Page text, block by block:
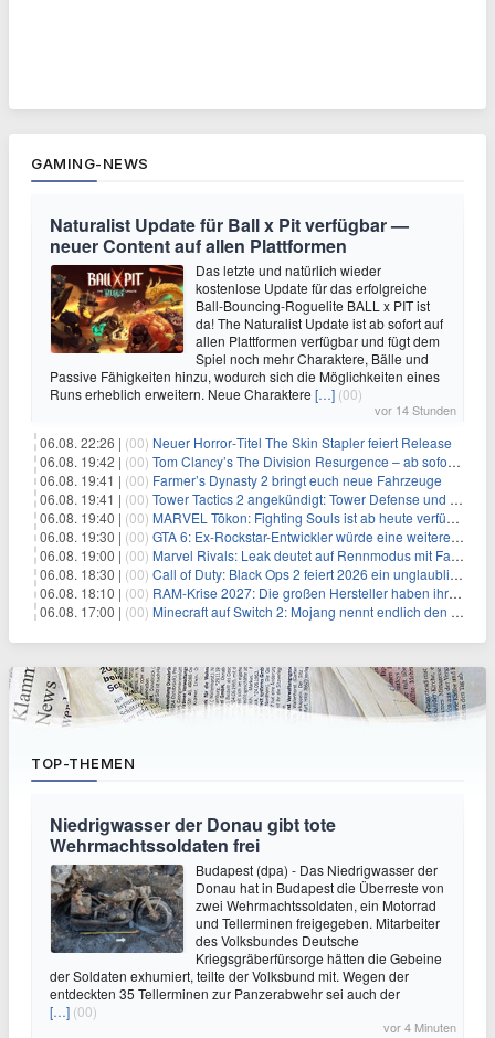
GAMING-NEWS
Naturalist Update für Ball x Pit verfügbar —
neuer Content auf allen Plattformen
Das letzte und natürlich wieder
kostenlose Update für das erfolgreiche
Ball-Bouncing-Roguelite BALL x PIT ist
da! The Naturalist Update ist ab sofort auf
allen Plattformen verfügbar und fügt dem
Spiel noch mehr Charaktere, Bälle und
Passive Fähigkeiten hinzu, wodurch sich die Möglichkeiten eines
Runs erheblich erweitern. Neue Charaktere […] (00)
vor 14 Stunden
06.08. 22:26 | (00) Neuer Horror‑Titel The Skin Stapler feiert Release
06.08. 19:42 | (00) Tom Clancy’s The Division Resurgence – ab sofort für euch verfügbar
06.08. 19:41 | (00) Farmer’s Dynasty 2 bringt euch neue Fahrzeuge
06.08. 19:41 | (00) Tower Tactics 2 angekündigt: Tower Defense und Deckbuilding Kombo kehrt zurück
06.08. 19:40 | (00) MARVEL Tōkon: Fighting Souls ist ab heute verfügbar
06.08. 19:30 | (00) GTA 6: Ex-Rockstar-Entwickler würde eine weitere Verschiebung nicht überraschen
06.08. 19:00 | (00) Marvel Rivals: Leak deutet auf Rennmodus mit Fahrzeugen hin
06.08. 18:30 | (00) Call of Duty: Black Ops 2 feiert 2026 ein unglaubliches Comeback
06.08. 18:10 | (00) RAM-Krise 2027: Die großen Hersteller haben ihre Produktion offenbar schon verkauft
06.08. 17:00 | (00) Minecraft auf Switch 2: Mojang nennt endlich den Releasetermin
TOP-THEMEN
Niedrigwasser der Donau gibt tote
Wehrmachtssoldaten frei
Budapest (dpa) - Das Niedrigwasser der
Donau hat in Budapest die Überreste von
zwei Wehrmachtssoldaten, ein Motorrad
und Tellerminen freigegeben. Mitarbeiter
des Volksbundes Deutsche
Kriegsgräberfürsorge hätten die Gebeine
der Soldaten exhumiert, teilte der Volksbund mit. Wegen der
entdeckten 35 Tellerminen zur Panzerabwehr sei auch der
[…] (00)
vor 4 Minuten